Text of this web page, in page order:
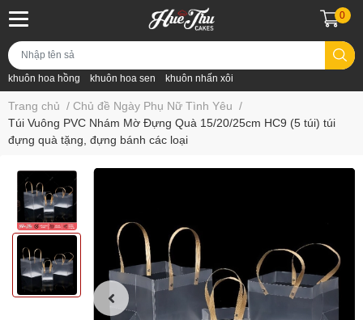
khuôn hoa hồng khuôn hoa sen khuôn nhấn xôi
0
Trang chủ / Chủ đề Ngày Phụ Nữ Tình Yêu /
Túi Vuông PVC Nhám Mờ Đựng Quà 15/20/25cm HC9 (5 túi) túi
đựng quà tặng, đựng bánh các loại